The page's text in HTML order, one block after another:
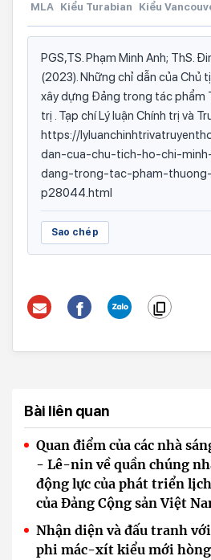
MLA Kiểu Turabian Kiểu
PGS,TS. Phạm Minh Anh; ThS.
(2023). Những chỉ dẫn của Chủ
xây dựng Đảng trong tác phẩm
trị . Tạp chí Lý luận Chính trị và
https://
dan-cua-chu-tich-ho-chi-
dang-trong-tac-pham-
p28044.html
Sao chép
Bài liên quan
Quan điểm của các nhà
- Lê-nin về quần chúng
động lực của phát triển
của Đảng Cộng sản Việt
Nhận diện và đấu tranh
phi mác-xít kiểu mới